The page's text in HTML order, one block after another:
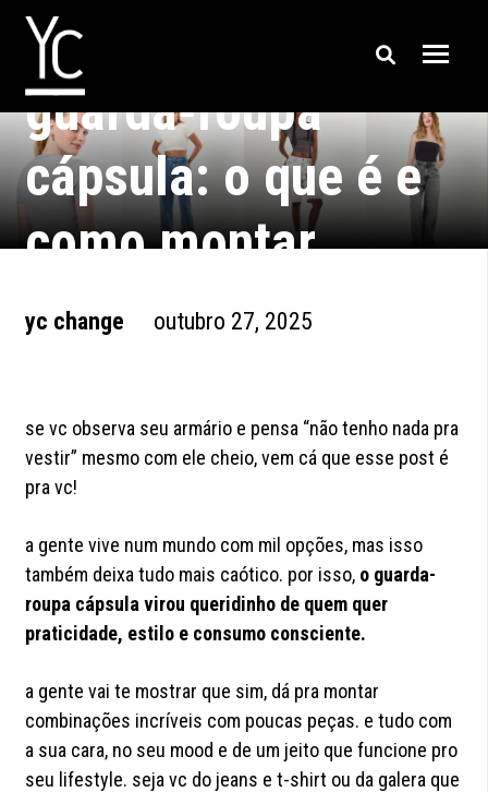
guarda-roupa
cápsula: o que é e
como montar
yc change outubro 27, 2025
se vc observa seu armário e pensa “não tenho nada pra
vestir” mesmo com ele cheio, vem cá que esse post é
pra vc!
a gente vive num mundo com mil opções, mas isso
também deixa tudo mais caótico. por isso, o guarda-
roupa cápsula virou queridinho de quem quer
praticidade, estilo e consumo consciente.
a gente vai te mostrar que sim, dá pra montar
combinações incríveis com poucas peças. e tudo com
a sua cara, no seu mood e de um jeito que funcione pro
seu lifestyle. seja vc do jeans e t-shirt ou da galera que